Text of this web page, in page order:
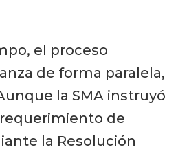
el proceso
de forma paralela,
la SMA instruyó
de
la Resolución